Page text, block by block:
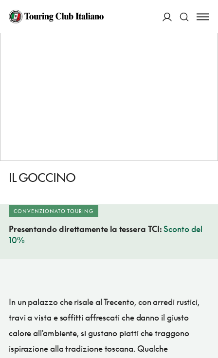
HOME
IL GOCCINO
CONVENZIONATO TOURING
Presentando direttamente la tessera TCI:Sconto del
10%
In un palazzo che risale al Trecento, con arredi rustici,
travi a vista e soffitti affrescati che danno il giusto
calore all'ambiente, si gustano piatti che traggono
ispirazione alla tradizione toscana. Qualche